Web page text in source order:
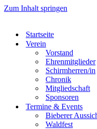
Zum Inhalt springen
Startseite
Verein
Vorstand
Ehrenmitglieder
Schirmherren/in
Chronik
Mitgliedschaft
Sponsoren
Termine & Events
Bieberer
Waldfest